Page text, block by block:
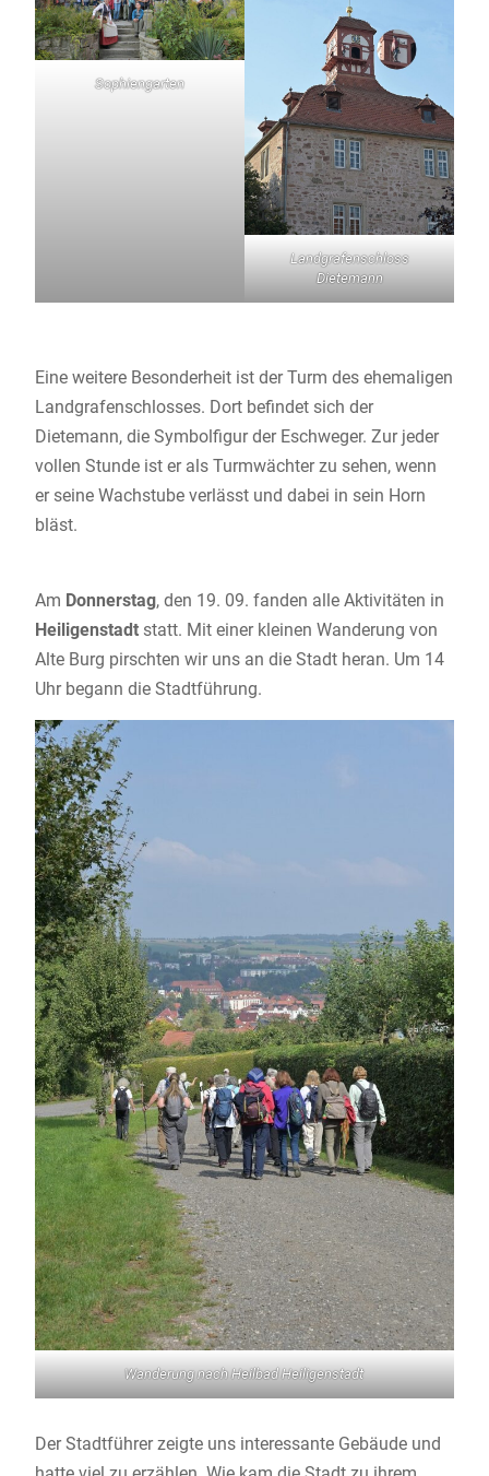
Sophiengarten
Landgrafenschloss
Dietemann
Eine weitere Besonderheit ist der Turm des ehemaligen
Landgrafenschlosses. Dort befindet sich der
Dietemann, die Symbolfigur der Eschweger. Zur jeder
vollen Stunde ist er als Turmwächter zu sehen, wenn
er seine Wachstube verlässt und dabei in sein Horn
bläst.
Am Donnerstag, den 19. 09. fanden alle Aktivitäten in
Heiligenstadtstatt. Mit einer kleinen Wanderung von
Alte Burg pirschten wir uns an die Stadt heran. Um 14
Uhr begann die Stadtführung.
Wanderung nach Heilbad Heiligenstadt
Der Stadtführer zeigte uns interessante Gebäude und